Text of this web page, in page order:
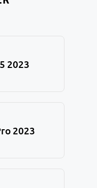
2023
2023